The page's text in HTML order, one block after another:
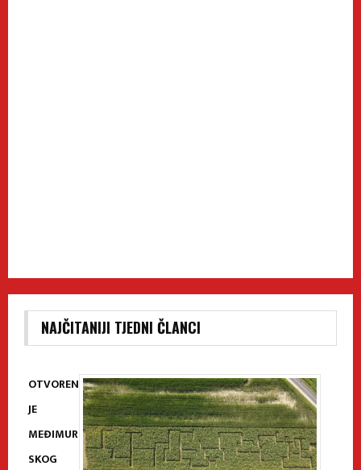
NAJČITANIJI TJEDNI ČLANCI
OTVOREN
JE
MEĐIMUR
SKOG